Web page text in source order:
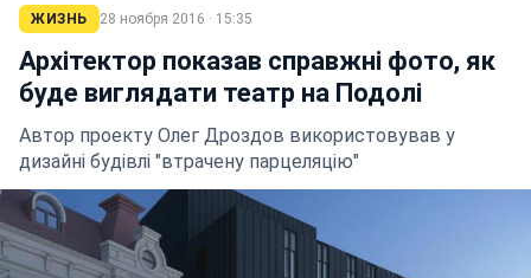
ЖИЗНЬ 28 ноября 2016 · 15:35
Архітектор показав справжні фото, як
буде виглядати театр на Подолі
Автор проекту Олег Дроздов використовував у
дизайні будівлі "втрачену парцеляцію"